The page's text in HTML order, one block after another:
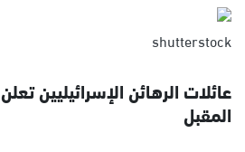
shutterstock
عائلات الرهائن الإسرائيليين تعلن
المقبل